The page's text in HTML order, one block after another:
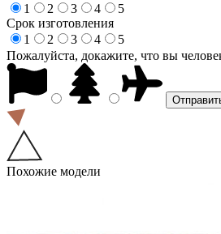
1
2 3 4
5
Срок изготовления
1
2 3 4
5
Пожалуйста, докажите, что вы
Похожие модели